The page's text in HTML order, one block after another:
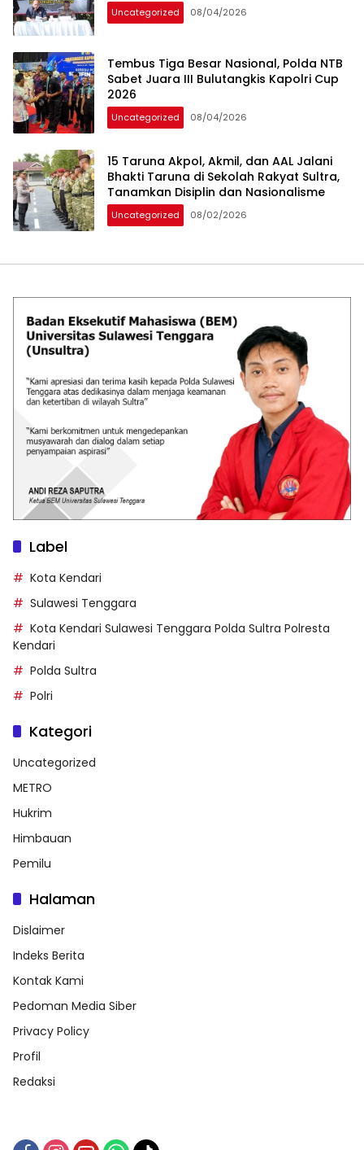
Uncategorized 08/04/2026
Tembus Tiga Besar Nasional, Polda NTB
Sabet Juara III Bulutangkis Kapolri Cup
2026
Uncategorized 08/04/2026
15 Taruna Akpol, Akmil, dan AAL Jalani
Bhakti Taruna di Sekolah Rakyat Sultra,
Tanamkan Disiplin dan Nasionalisme
Uncategorized 08/02/2026
Label
Kota Kendari
Sulawesi Tenggara
Kota Kendari Sulawesi Tenggara Polda Sultra Polresta
Kendari
Polda Sultra
Polri
Kategori
Uncategorized
METRO
Hukrim
Himbauan
Pemilu
Halaman
Dislaimer
Indeks Berita
Kontak Kami
Pedoman Media Siber
Privacy Policy
Profil
Redaksi